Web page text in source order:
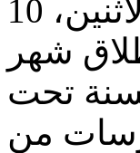
وبمشاركة منسقية سدنة اللغة العربية، انتظم يوم الاثنين، 10
حفل انطلاق شهر
هذه السنة تحت
من